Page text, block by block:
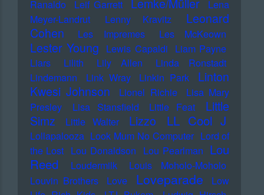
Ranaldo
Leif Garrett Lemke/Müller
Lena
Meyer-Landrut
Lenny Kravitz
Leonard
Cohen
Les Impremes Les McKeown
Lester Young Lewis Capaldi Liam Payne
Liars
Lilith Lily Allen
Linda Ronstadt
Lindemann
Link Wray Linkin Park
Linton
Kwesi Johnson
Lionel Richie
Lisa Mary
Presley
Lisa Stansfield Little Feat
Little
Simz
Little Walter Lizzo LL Cool J
Lollapalooza Look Mum No Computer Lord of
the Lost Lou Donaldson Lou Pearlman Lou
Reed
Loudermilk
Louis Moholo-Moholo
Louvin Brothers
Love Loveparade
Low